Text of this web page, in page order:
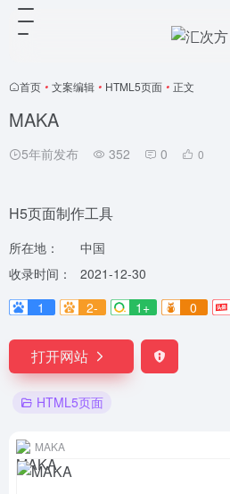
首页 • 文案编辑 • HTML5页面 • 正文
MAKA
5年前发布 352 0 0
H5页面制作工具
所在地：
中国
收录时间：
2021-12-30
1
2- 1+ 0
打开网站
HTML5页面
MAKA